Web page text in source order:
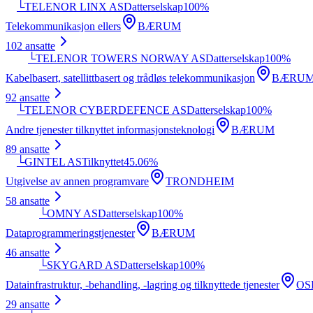
└TELENOR LINX ASDatterselskap100%
Telekommunikasjon ellers
BÆRUM
102 ansatte
└TELENOR TOWERS NORWAY ASDatterselskap100%
Kabelbasert, satellittbasert og trådløs telekommunikasjon
92 ansatte
└TELENOR CYBERDEFENCE ASDatterselskap100%
Andre tjenester tilknyttet informasjonsteknologi
BÆRUM
89 ansatte
└GINTEL ASTilknyttet45.06%
Utgivelse av annen programvare
TRONDHEIM
58 ansatte
└OMNY ASDatterselskap100%
Dataprogrammeringstjenester
BÆRUM
46 ansatte
└SKYGARD ASDatterselskap100%
Datainfrastruktur, -behandling, -lagring og tilknyttede tjenester
29 ansatte